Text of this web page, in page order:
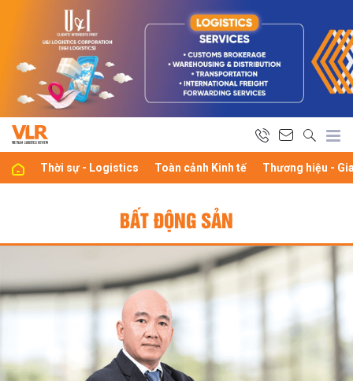
Thời sự - Logistics Toàn cảnh Kinh tế Thương hiệu -
BẤT ĐỘNG SẢN